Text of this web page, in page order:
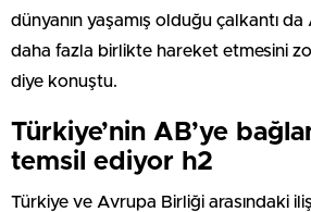
dünyanın yaşamış olduğu çalkantı da
daha fazla birlikte hareket etmesini
diye konuştu.
Türkiye’nin AB’ye
temsil ediyor h2
Türkiye ve Avrupa Birliği arasındaki